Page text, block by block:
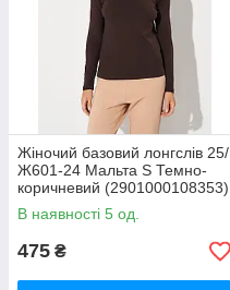
Жіночий базовий лонгслів 25/
Ж601-24 Мальта S Темно-
коричневий (2901000108353)
В наявності 5 од.
475 ₴